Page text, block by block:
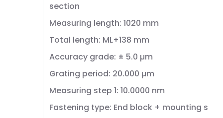
section
Measuring length: 1020 mm
Total length: ML+138 mm
Accuracy grade: ± 5.0 µm
Grating period: 20.000 µm
Measuring step 1: 10.0000 nm
Fastening type: End block + mounting s